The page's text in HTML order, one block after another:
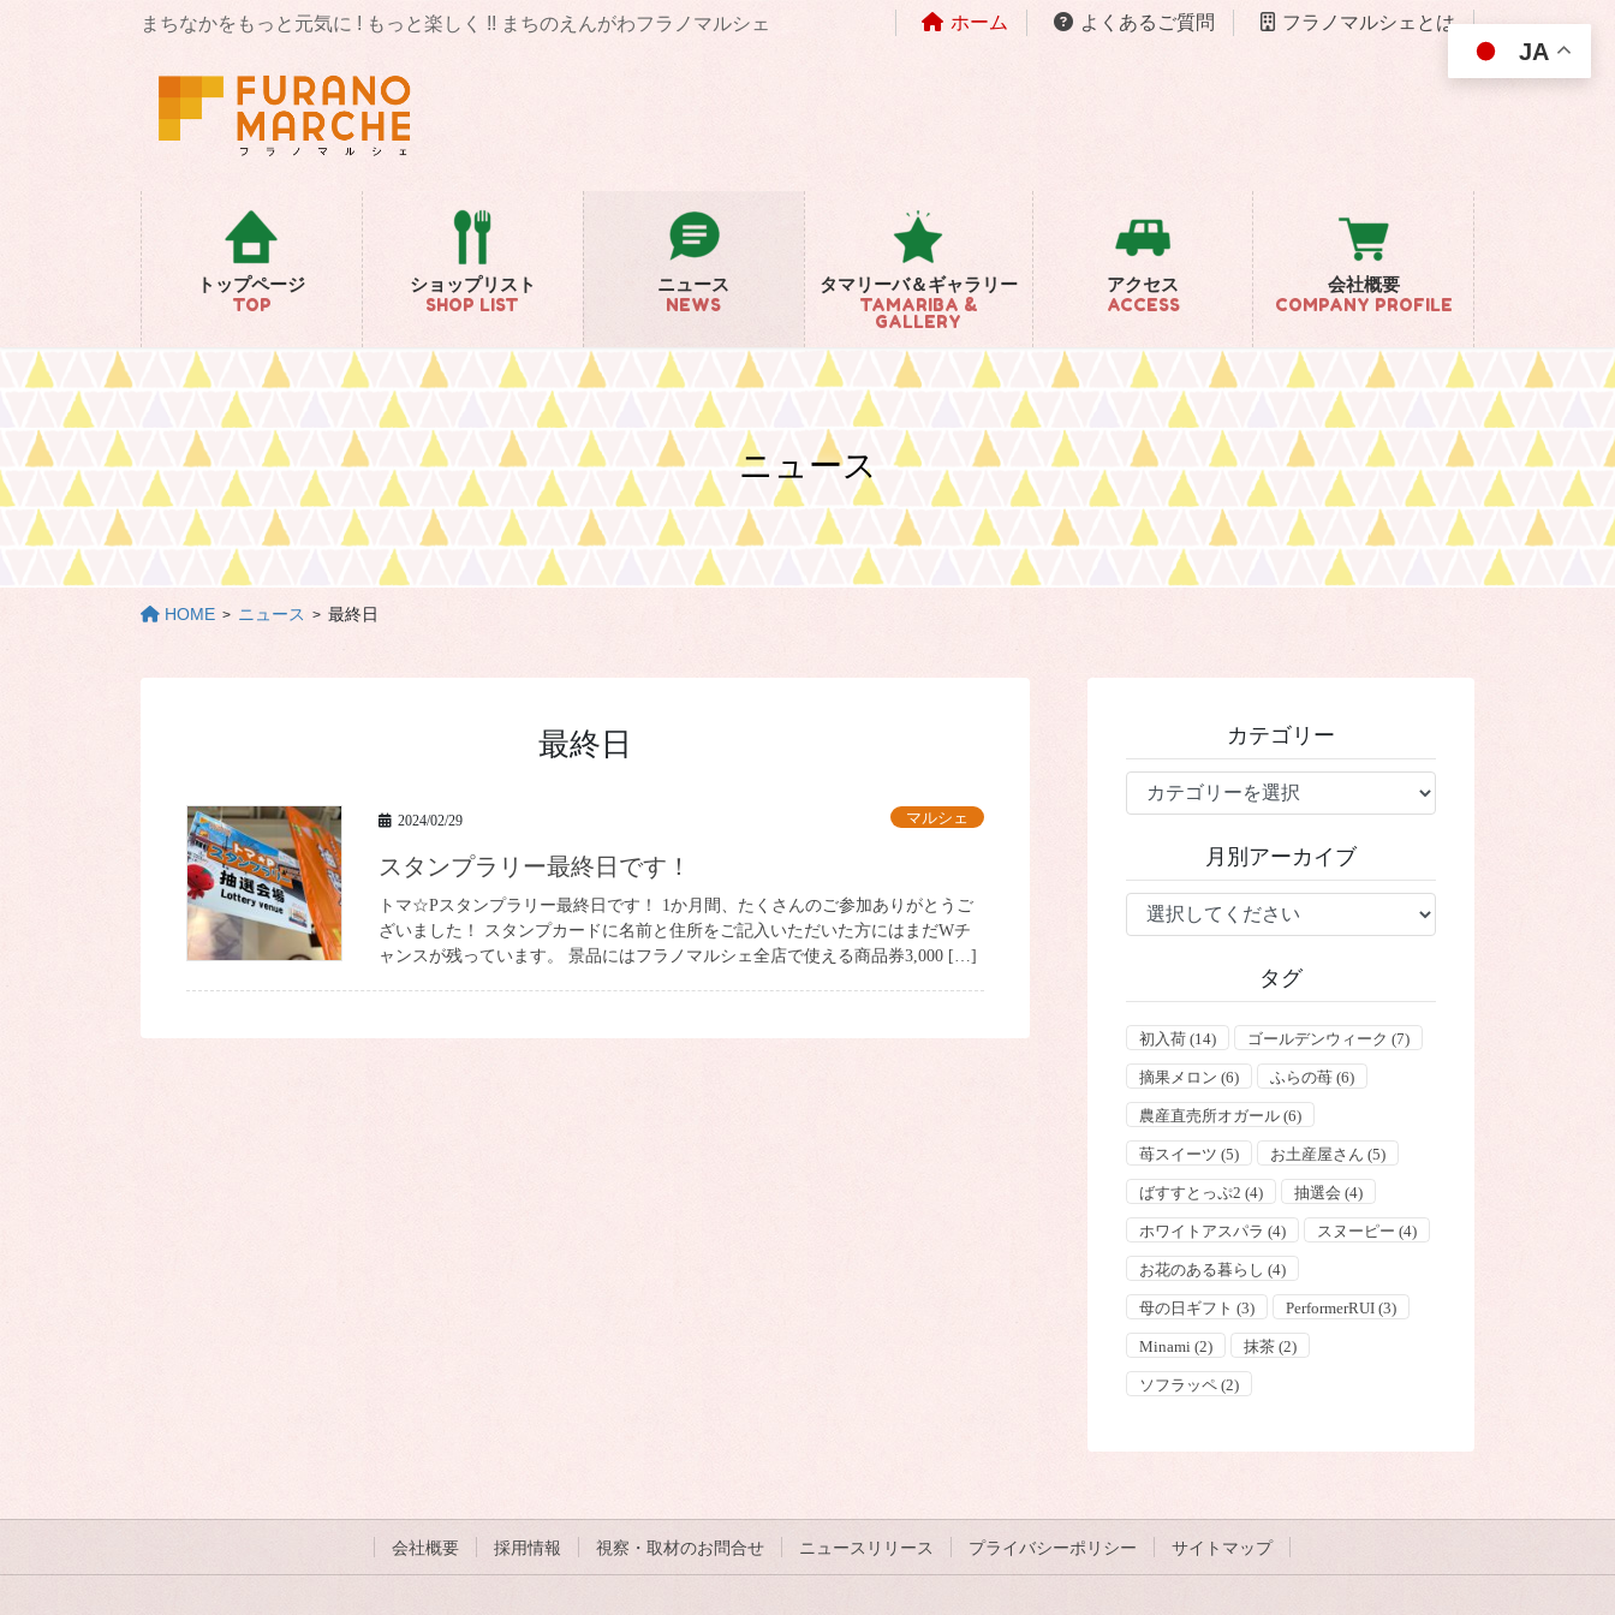
まちなかをもっと元気に ! もっと楽しく !! まちのえんがわフラノマルシェ ホーム よくあるご質問 フラノマルシェとは
トップページ
TOP
ショップリスト
SHOP LIST
ニュース
NEWS
タマリーバ＆ギャラリー
TAMARIBA &
GALLERY
アクセス
ACCESS
会社概要
COMPANY PROFILE
ニュース
HOME ニュース 最終日
最終日
2024/02/29 マルシェ
スタンプラリー最終日です！
トマ☆Pスタンプラリー最終日です！ 1か月間、たくさんのご参加ありがとうご
ざいました！ スタンプカードに名前と住所をご記入いただいた方にはまだWチ
ャンスが残っています。 景品にはフラノマルシェ全店で使える商品券3,000 […]
カテゴリー
テ
ー
月別アーカイブ
タグ
初入荷 (14) ゴールデンウィーク (7)
摘果メロン (6) ふらの苺 (6)
農産直売所オガール (6)
苺スイーツ (5) お土産屋さん (5)
ばすすとっぷ2 (4) 抽選会 (4)
ホワイトアスパラ (4) スヌーピー (4)
お花のある暮らし (4)
母の日ギフト (3) PerformerRUI (3)
Minami (2) 抹茶 (2)
ソフラッペ (2)
会社概要 採用情報 視察・取材のお問合せ ニュースリリース プライバシーポリシー サイトマップ
JA